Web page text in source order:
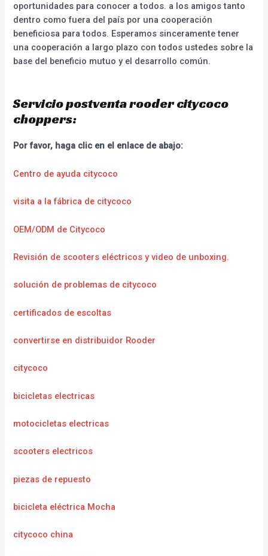
oportunidades para conocer a todos. a los amigos tanto
dentro como fuera del país por una cooperación
beneficiosa para todos. Esperamos sinceramente tener
una cooperación a largo plazo con todos ustedes sobre la
base del beneficio mutuo y el desarrollo común.
Servicio postventa rooder citycoco
choppers:
Por favor, haga clic en el enlace de abajo:
Centro de ayuda citycoco
visita a la fábrica de citycoco
OEM/ODM de Citycoco
Revisión de scooters eléctricos y video de unboxing.
solución de problemas de citycoco
certificados de escoltas
convertirse en distribuidor Rooder
citycoco
bicicletas electricas
motocicletas electricas
scooters electricos
piezas de repuesto
bicicleta eléctrica Mocha
citycoco china